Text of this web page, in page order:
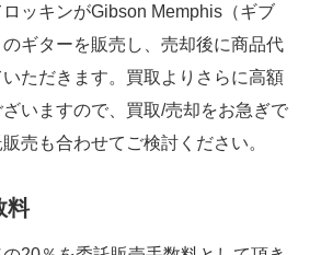
ッキンがGibson Memphis（ギブ
ギターを販売し、売却後に商品代
ただきます。買取よりさらに高額
いますので、買取/売却をお急ぎで
売も合わせてご検討ください。
料